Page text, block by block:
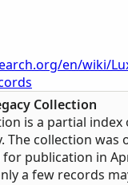
en/wiki/
Collection
is a partial
The collection was
publication in
a few records